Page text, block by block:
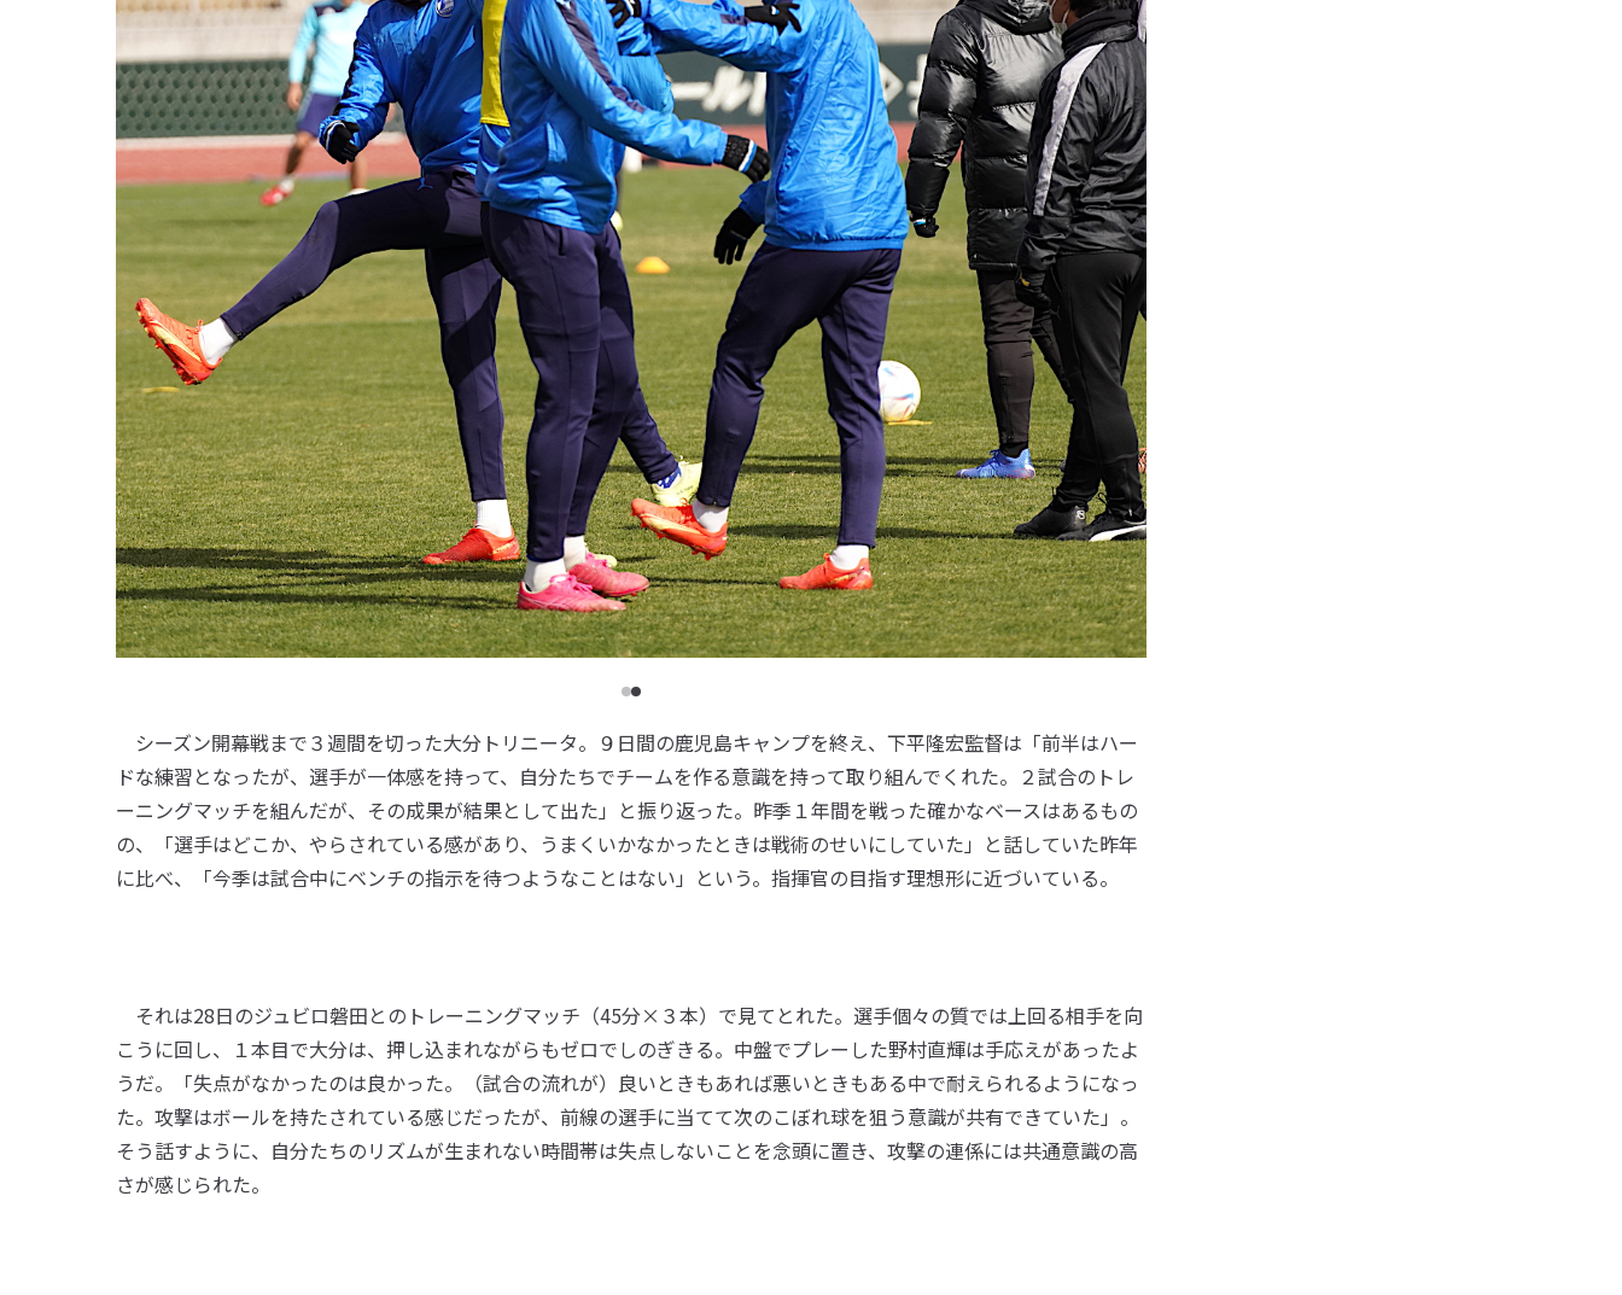
シーズン開幕戦まで３週間を切った大分トリニータ。９日間の鹿児島キャンプを終え、下平隆宏監督は「前半はハー
ドな練習となったが、選手が一体感を持って、自分たちでチームを作る意識を持って取り組んでくれた。２試合のトレ
ーニングマッチを組んだが、その成果が結果として出た」と振り返った。昨季１年間を戦った確かなベースはあるもの
の、「選手はどこか、やらされている感があり、うまくいかなかったときは戦術のせいにしていた」と話していた昨年
に比べ、「今季は試合中にベンチの指示を待つようなことはない」という。指揮官の目指す理想形に近づいている。
それは28日のジュビロ磐田とのトレーニングマッチ（45分×３本）で見てとれた。選手個々の質では上回る相手を向
こうに回し、１本目で大分は、押し込まれながらもゼロでしのぎきる。中盤でプレーした野村直輝は手応えがあったよ
うだ。「失点がなかったのは良かった。（試合の流れが）良いときもあれば悪いときもある中で耐えられるようになっ
た。攻撃はボールを持たされている感じだったが、前線の選手に当てて次のこぼれ球を狙う意識が共有できていた」。
そう話すように、自分たちのリズムが生まれない時間帯は失点しないことを念頭に置き、攻撃の連係には共通意識の高
さが感じられた。